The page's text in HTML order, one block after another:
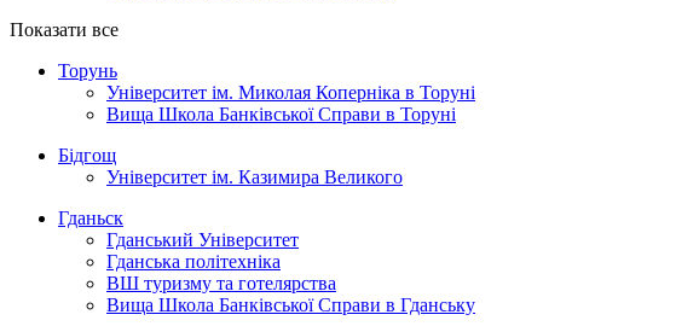
Показати все
Торунь
Університет ім. Миколая Коперніка в Торуні
Вища Школа Банківської Справи в Торуні
Бідгощ
Університет ім. Казимира Великого
Гданьск
Гданський Університет
Гданська політехніка
ВШ туризму та готелярства
Вища Школа Банківської Справи в Гданську